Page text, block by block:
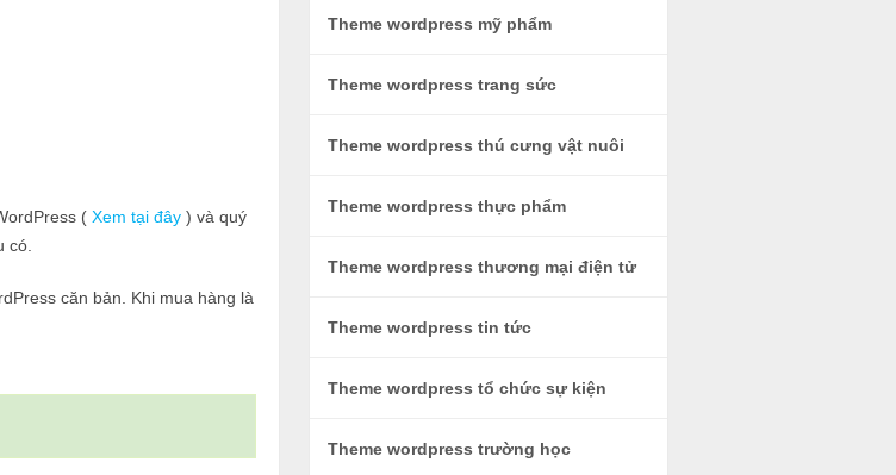
( Xem tại đây ) và quý
có.
căn bản. Khi mua hàng là
Theme wordpress mỹ phẩm
Theme wordpress trang sức
Theme wordpress thú cưng vật nuôi
Theme wordpress thực phẩm
Theme wordpress thương mại điện tử
Theme wordpress tin tức
Theme wordpress tổ chức sự kiện
Theme wordpress trường học